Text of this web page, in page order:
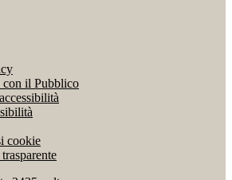
il Pubblico
cookie